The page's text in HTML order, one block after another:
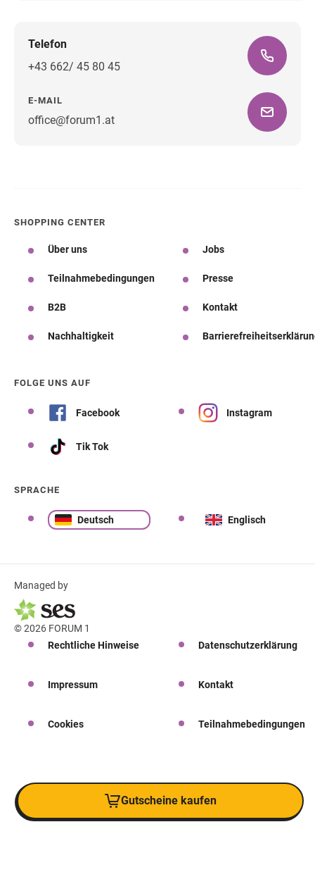
Telefon
+43 662/ 45 80 45
E-MAIL
office@forum1.at
SHOPPING CENTER
Über uns Jobs
Teilnahmebedingungen Presse
B2B Kontakt
Nachhaltigkeit
FOLGE UNS AUF
Facebook Instagram
Tik Tok
SPRACHE
Deutsch Englisch
Managed by
© 2026 FORUM 1
Rechtliche Hinweise
Datenschutzerklärung
Impressum Kontakt
Cookies Teilnahmebedingungen
Gutscheine kaufen